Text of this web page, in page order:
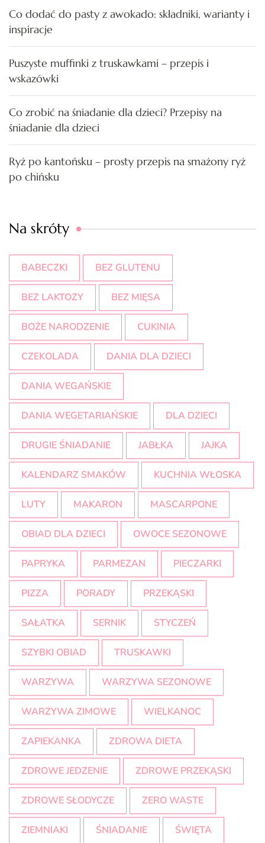
Co dodać do pasty z awokado: składniki, warianty i
inspiracje
Puszyste muffinki z truskawkami – przepis i
wskazówki
Co zrobić na śniadanie dla dzieci? Przepisy na
śniadanie dla dzieci
Ryż po kantońsku – prosty przepis na smażony ryż
po chińsku
Na skróty
BABECZKI BEZ GLUTENU
BEZ LAKTOZY BEZ MIĘSA
BOŻE NARODZENIE CUKINIA
CZEKOLADA DANIA DLA DZIECI
DANIA WEGAŃSKIE
DANIA WEGETARIAŃSKIE DLA DZIECI
DRUGIE ŚNIADANIE JABŁKA JAJKA
KALENDARZ SMAKÓW KUCHNIA WŁOSKA
LUTY MAKARON MASCARPONE
OBIAD DLA DZIECI OWOCE SEZONOWE
PAPRYKA PARMEZAN PIECZARKI
PIZZA PORADY PRZEKĄSKI
SAŁATKA SERNIK STYCZEŃ
SZYBKI OBIAD TRUSKAWKI
WARZYWA WARZYWA SEZONOWE
WARZYWA ZIMOWE WIELKANOC
ZAPIEKANKA ZDROWA DIETA
ZDROWE JEDZENIE ZDROWE PRZEKĄSKI
ZDROWE SŁODYCZE ZERO WASTE
ZIEMNIAKI ŚNIADANIE ŚWIĘTA